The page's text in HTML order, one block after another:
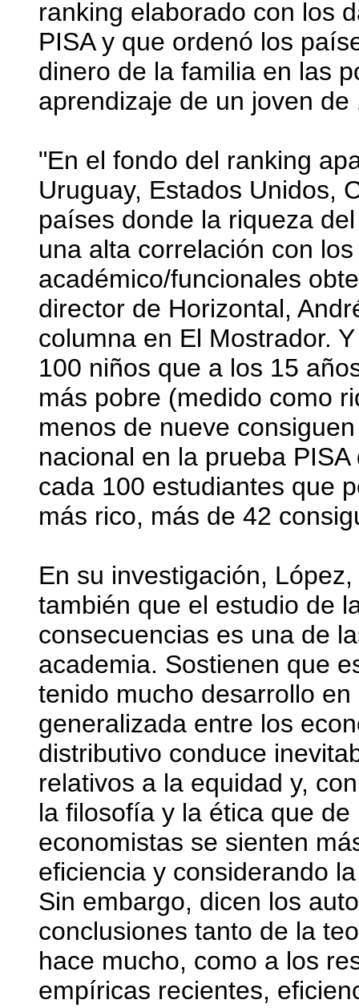
ranking elaborado con los
PISA y que ordenó los
dinero de la familia en las
aprendizaje de un joven de
"En el fondo del ranking
Uruguay, Estados Unidos,
países donde la riqueza
una alta correlación con
académico/funcionales
director de Horizontal,
columna en El Mostrador.
100 niños que a los 15
más pobre (medido como
menos de nueve
nacional en la prueba
cada 100 estudiantes que
más rico, más de 42
En su investigación,
también que el estudio de
consecuencias es una de
academia. Sostienen que
tenido mucho desarrollo
generalizada entre los
distributivo conduce
relativos a la equidad y,
la filosofía y la ética que
economistas se sienten
eficiencia y considerando
Sin embargo, dicen los
conclusiones tanto de la
hace mucho, como a los
empíricas recientes,